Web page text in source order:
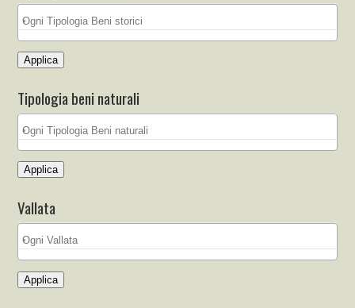
Applica
Tipologia beni naturali
Applica
Vallata
Applica